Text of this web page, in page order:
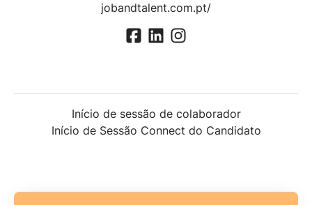
jobandtalent.com.pt/
Início de sessão de colaborador
Início de Sessão Connect do Candidato